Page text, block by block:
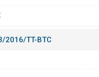
2016/TT-BTC